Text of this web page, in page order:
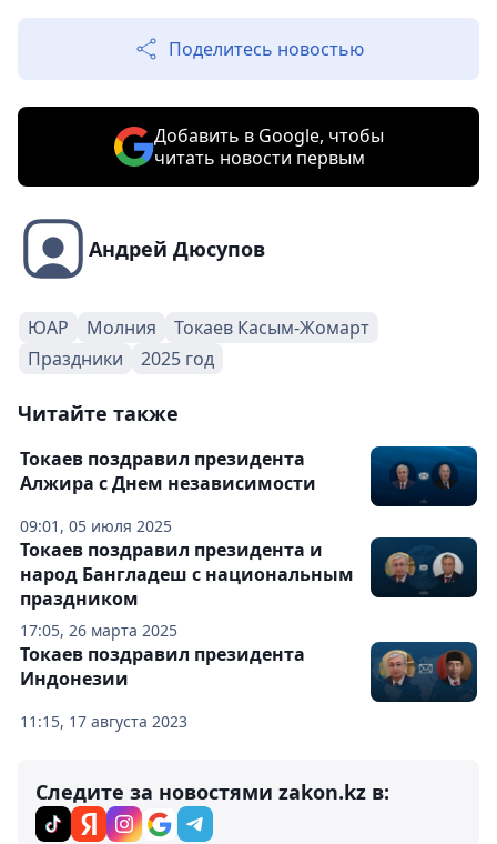
Поделитесь новостью
Добавить в Google, чтобы
читать новости первым
Андрей Дюсупов
ЮАР Молния
Токаев Касым-Жомарт
Праздники
2025 год
Читайте также
09:01, 05 июля 2025
Токаев поздравил президента
Алжира с Днем независимости
17:05, 26 марта 2025
Токаев поздравил президента и
народ Бангладеш с национальным
праздником
11:15, 17 августа 2023
Токаев поздравил президента
Индонезии
Следите за новостями zakon.kz в: